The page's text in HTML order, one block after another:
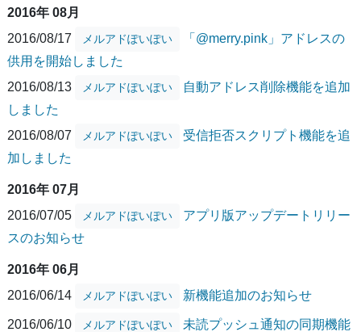
2016年 08月
2016/08/17
メルアドぽいぽい
「@merry.pink」アドレスの
供用を開始しました
2016/08/13
メルアドぽいぽい
自動アドレス削除機能を追加
しました
2016/08/07
メルアドぽいぽい
受信拒否スクリプト機能を追
加しました
2016年 07月
2016/07/05
メルアドぽいぽい
アプリ版アップデートリリー
スのお知らせ
2016年 06月
2016/06/14
メルアドぽいぽい 新機能追加のお知らせ
2016/06/10 メルアドぽいぽい
未読プッシュ通知の同期機能